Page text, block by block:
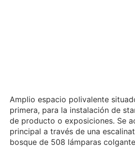
Amplio espacio polivalente
primera, para la instalación de
de producto o exposiciones. Se
principal a través de una
bosque de 508 lámparas